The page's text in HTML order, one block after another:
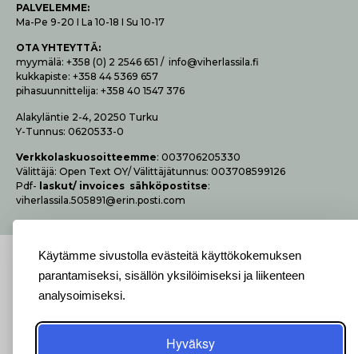
Käytämme sivustolla evästeitä käyttökokemuksen
parantamiseksi, sisällön yksilöimiseksi ja liikenteen
analysoimiseksi.
Hyväksy
PALVELEMME:
Ma-Pe 9-20 I La 10-18 I Su 10-17
OTA YHTEYTTÄ:
myymälä: +358 (0) 2 2546 651 / info@viherlassila.fi
kukkapiste: +358 44 5369 657
pihasuunnittelija: +358 40 1547 376
Alakyläntie 2-4, 20250 Turku
Y-Tunnus: 0620533-0
Verk­ko­las­kuo­soit­teem­me: 003706205330
Vä­lit­tä­jä: Open Text OY/ Vä­lit­tä­jä­tun­nus: 003708599126
Pdf- las­kut/ invoices säh­kö­pos­tit­se:
viherlassila.505891@erin.posti.com